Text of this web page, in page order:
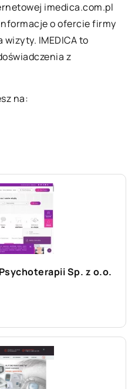
imedica.com.pl
o ofercie firmy
IMEDICA to
z
na:
Sp. z o.o.